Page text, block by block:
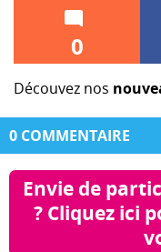
0
Découvez nos
0 COMMENTAIRE
Envie de
? Cliquez ici